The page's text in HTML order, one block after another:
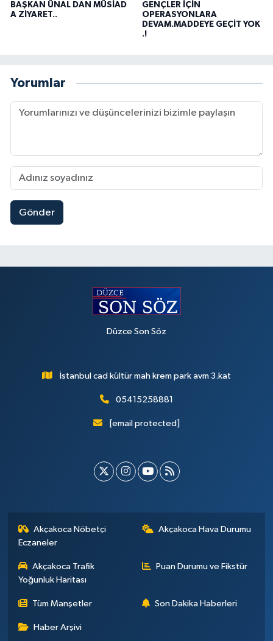
BAŞKAN ÜNAL DAN MÜSİAD
A ZİYARET..
GENÇLER İÇİN
OPERASYONLARA
DEVAM.MADDEYE GEÇİT YOK
.!
Yorumlar
Gönder
Düzce Son Söz
İstanbul cad kültür mah krem park avm 3.kat
05415258881
[email protected]
Akçakoca Nöbetçi
Eczaneler
Akçakoca Hava Durumu
Akçakoca Trafik
Yoğunluk Haritası
Puan Durumu ve Fikstür
Tüm Manşetler Son Dakika Haberleri
Haber Arşivi